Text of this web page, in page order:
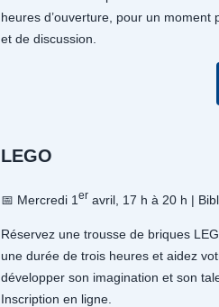
heures d’ouverture, pour un moment
et de discussion.
LEGO
📅 Mercredi 1 er avril, 17 h à 20 h |
Réservez une trousse de briques
une durée de trois heures et aidez
développer son imagination et son
Inscription en ligne.